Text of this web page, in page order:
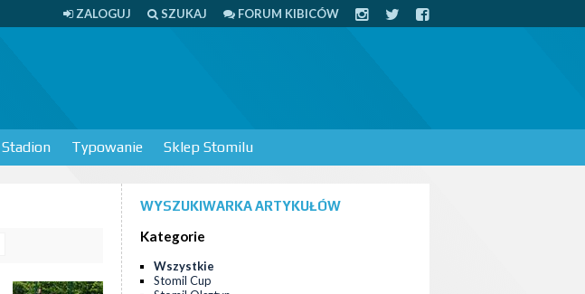
ZALOGUJ SZUKAJ FORUM KIBICÓW
Stadion Typowanie Sklep Stomilu
WYSZUKIWARKA ARTYKUŁÓW
Kategorie
Wszystkie
Stomil Cup